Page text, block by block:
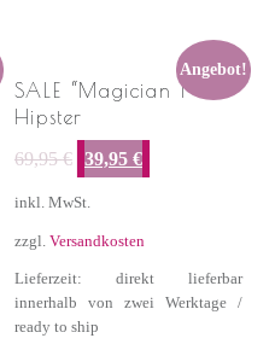
Angebot!
SALE “Magician I” –
Hipster
69,95€
Ursprünglicher Preis war: 69,95 €
39,95 €
Aktueller Preis ist: 39,95 €.
inkl. MwSt.
zzgl. Versandkosten
Lieferzeit: direkt lieferbar
innerhalb von zwei Werktage /
ready to ship